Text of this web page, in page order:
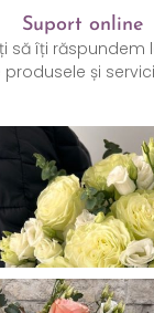
Suport online
să îți răspundem
și